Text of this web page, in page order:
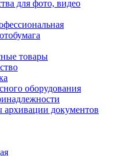
для фото, видео
товары
оборудования
документов